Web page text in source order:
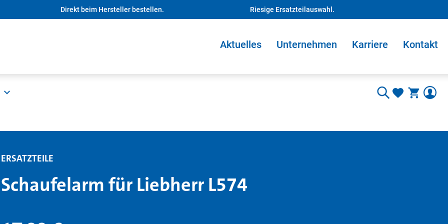
Direkt beim Hersteller bestellen. Riesige Ersatzteilauswahl.
Aktuelles Unternehmen Karriere Kontakt
ERSATZTEILE
Schaufelarm für Liebherr L574